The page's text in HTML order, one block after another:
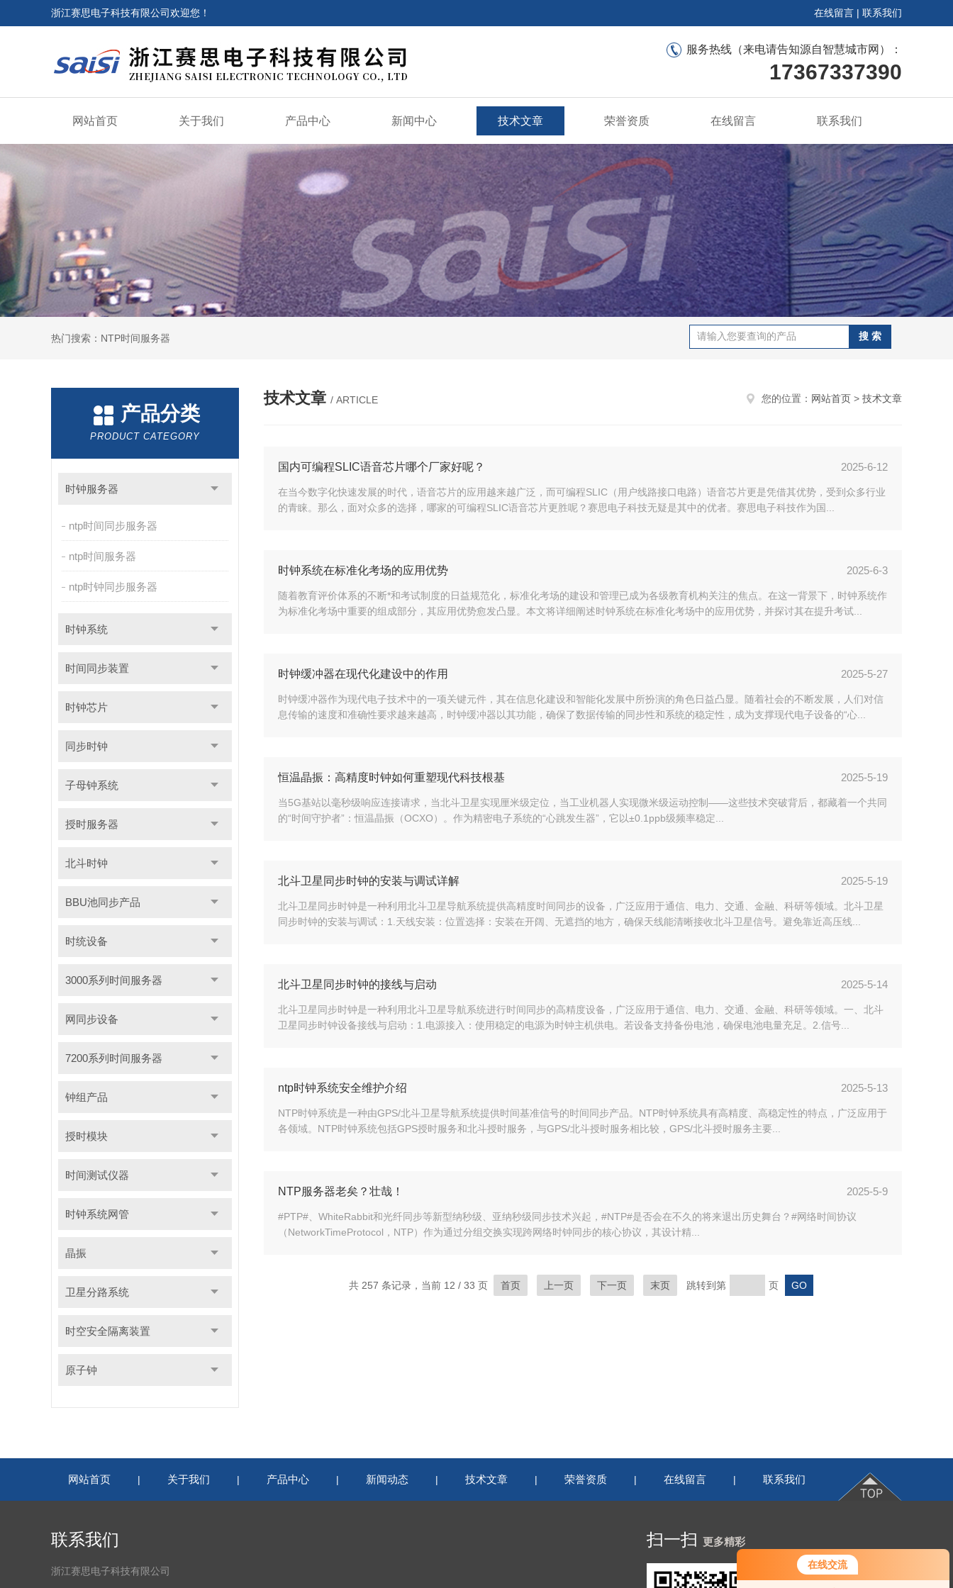
在线交流
浙江赛思电子科技有限公司欢迎您！ 在线留言 | 联系我们
服务热线（来电请告知源自智慧城市网）：
17367337390
网站首页 关于我们 产品中心 新闻中心 技术文章 荣誉资质 在线留言 联系我们
热门搜索：NTP时间服务器
产品分类
PRODUCT CATEGORY
时钟服务器
ntp时间同步服务器
ntp时间服务器
ntp时钟同步服务器
时钟系统
时间同步装置
时钟芯片
同步时钟
子母钟系统
授时服务器
北斗时钟
BBU池同步产品
时统设备
3000系列时间服务器
网同步设备
7200系列时间服务器
钟组产品
授时模块
时间测试仪器
时钟系统网管
晶振
卫星分路系统
时空安全隔离装置
原子钟
技术文章 / ARTICLE 您的位置： 网站首页 > 技术文章
国内可编程SLIC语音芯片哪个厂家好呢？ 2025-6-12
在当今数字化快速发展的时代，语音芯片的应用越来越广泛，而可编程SLIC（用户线路接口电路）语音芯片更是凭借其优势，受到众多行业
的青睐。那么，面对众多的选择，哪家的可编程SLIC语音芯片更胜呢？赛思电子科技无疑是其中的优者。赛思电子科技作为国...
时钟系统在标准化考场的应用优势 2025-6-3
随着教育评价体系的不断*和考试制度的日益规范化，标准化考场的建设和管理已成为各级教育机构关注的焦点。在这一背景下，时钟系统作
为标准化考场中重要的组成部分，其应用优势愈发凸显。本文将详细阐述时钟系统在标准化考场中的应用优势，并探讨其在提升考试...
时钟缓冲器在现代化建设中的作用 2025-5-27
时钟缓冲器作为现代电子技术中的一项关键元件，其在信息化建设和智能化发展中所扮演的角色日益凸显。随着社会的不断发展，人们对信
息传输的速度和准确性要求越来越高，时钟缓冲器以其功能，确保了数据传输的同步性和系统的稳定性，成为支撑现代电子设备的“心...
恒温晶振：高精度时钟如何重塑现代科技根基 2025-5-19
当5G基站以毫秒级响应连接请求，当北斗卫星实现厘米级定位，当工业机器人实现微米级运动控制——这些技术突破背后，都藏着一个共同
的“时间守护者”：恒温晶振（OCXO）。作为精密电子系统的“心跳发生器”，它以±0.1ppb级频率稳定...
北斗卫星同步时钟的安装与调试详解 2025-5-19
北斗卫星同步时钟是一种利用北斗卫星导航系统提供高精度时间同步的设备，广泛应用于通信、电力、交通、金融、科研等领域。北斗卫星
同步时钟的安装与调试：1.天线安装：位置选择：安装在开阔、无遮挡的地方，确保天线能清晰接收北斗卫星信号。避免靠近高压线...
北斗卫星同步时钟的接线与启动 2025-5-14
北斗卫星同步时钟是一种利用北斗卫星导航系统进行时间同步的高精度设备，广泛应用于通信、电力、交通、金融、科研等领域。一、北斗
卫星同步时钟设备接线与启动：1.电源接入：使用稳定的电源为时钟主机供电。若设备支持备份电池，确保电池电量充足。2.信号...
ntp时钟系统安全维护介绍 2025-5-13
NTP时钟系统是一种由GPS/北斗卫星导航系统提供时间基准信号的时间同步产品。NTP时钟系统具有高精度、高稳定性的特点，广泛应用于
各领域。NTP时钟系统包括GPS授时服务和北斗授时服务，与GPS/北斗授时服务相比较，GPS/北斗授时服务主要...
NTP服务器老矣？壮哉！ 2025-5-9
#PTP#、WhiteRabbit和光纤同步等新型纳秒级、亚纳秒级同步技术兴起，#NTP#是否会在不久的将来退出历史舞台？#网络时间协议
（NetworkTimeProtocol，NTP）作为通过分组交换实现跨网络时钟同步的核心协议，其设计精...
共 257 条记录，当前 12 / 33 页 首页 上一页 下一页 末页 跳转到第 页
网站首页 | 关于我们 | 产品中心 | 新闻动态 | 技术文章 | 荣誉资质 | 在线留言 | 联系我们
联系我们
浙江赛思电子科技有限公司
扫一扫 更多精彩